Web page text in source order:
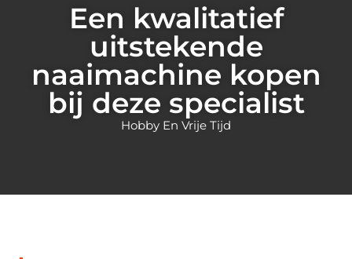
Een kwalitatief
uitstekende
naaimachine kopen
bij deze specialist
Hobby En Vrije Tijd